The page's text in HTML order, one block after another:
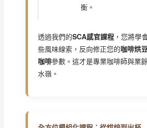
衡。
透過我們的SCA感官課程，您將學
些風味線索，反向修正您的咖啡烘
咖啡參數。這才是專業咖啡師與業
水嶺。